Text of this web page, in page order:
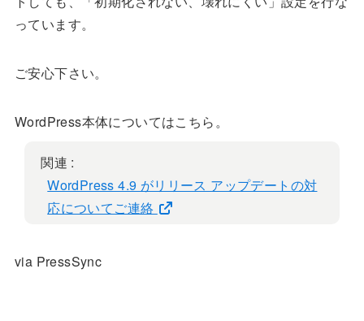
っています。
ご安心下さい。
WordPress本体についてはこちら。
関連 :
WordPress 4.9 がリリース アップデートの対
応についてご連絡
via PressSync